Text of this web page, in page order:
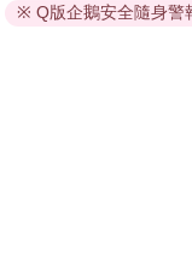
依據「消費者保
※ Q版企鵝安全隨身警